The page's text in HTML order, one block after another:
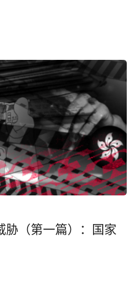
胁（第一篇）：国家